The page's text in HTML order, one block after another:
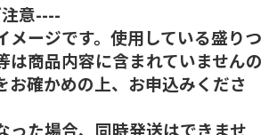
意----
ージです。使用している盛りつ
は商品内容に含まれていませんの
お確かめの上、お申込みくださ
た場合、同時発送はできませ